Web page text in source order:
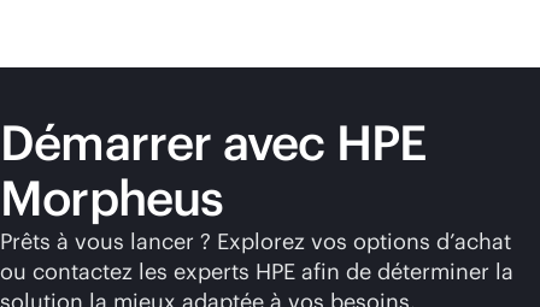
Démarrer avec HPE
Morpheus
Prêts à vous lancer ? Explorez vos options d’achat
ou contactez les experts HPE afin de déterminer la